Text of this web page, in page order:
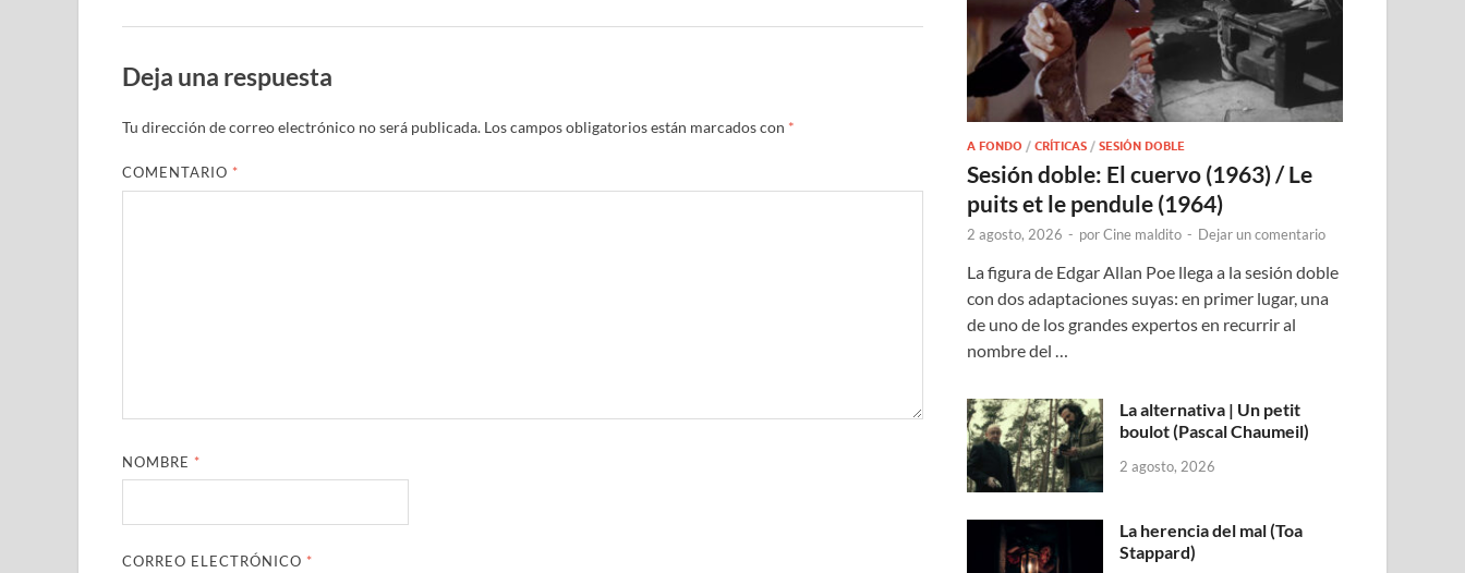
Deja una respuesta
Tu dirección de correo electrónico no será publicada. Los campos obligatorios están marcados con *
COMENTARIO *
NOMBRE *
CORREO ELECTRÓNICO *
A FONDO /CRÍTICAS /SESIÓN DOBLE
Sesión doble: El cuervo (1963) / Le
puits et le pendule (1964)
2 agosto, 2026 - porCine maldito - Dejar un comentario
La figura de Edgar Allan Poe llega a la sesión doble
con dos adaptaciones suyas: en primer lugar, una
de uno de los grandes expertos en recurrir al
nombre del …
La alternativa | Un petit
boulot (Pascal Chaumeil)
2 agosto, 2026
La herencia del mal (Toa
Stappard)